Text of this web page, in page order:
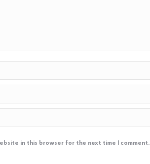
in this browser for the next time I comment.